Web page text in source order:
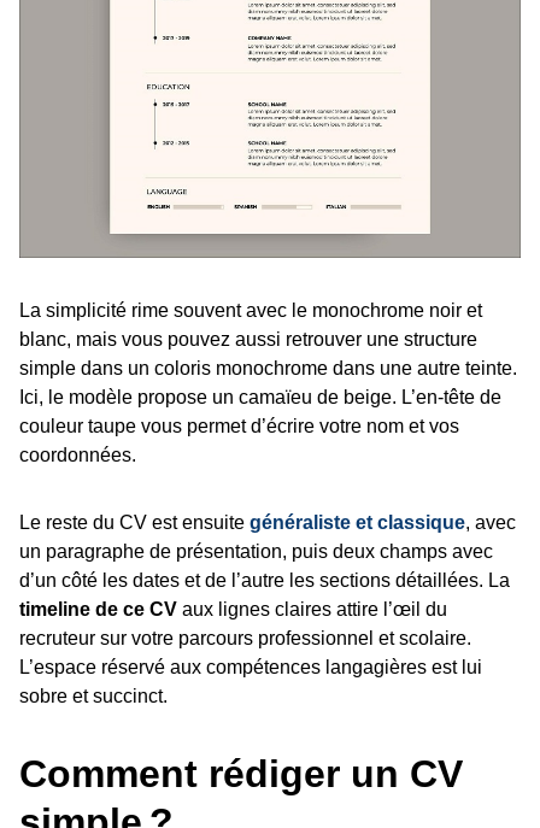
La simplicité rime souvent avec le monochrome noir et
blanc, mais vous pouvez aussi retrouver une structure
simple dans un coloris monochrome dans une autre teinte.
Ici, le modèle propose un camaïeu de beige. L’en-tête de
couleur taupe vous permet d’écrire votre nom et vos
coordonnées.
Le reste du CV est ensuite généraliste et classique, avec
un paragraphe de présentation, puis deux champs avec
d’un côté les dates et de l’autre les sections détaillées. La
timeline de ce CV aux lignes claires attire l’œil du
recruteur sur votre parcours professionnel et scolaire.
L’espace réservé aux compétences langagières est lui
sobre et succinct.
Comment rédiger un CV